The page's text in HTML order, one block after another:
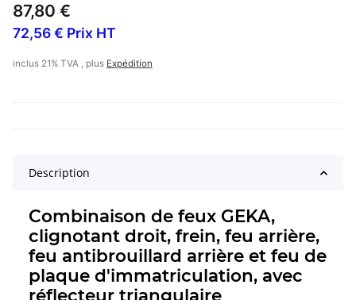
87,80 €
72,56 € Prix HT
inclus 21% TVA , plus Expédition
Description
Combinaison de feux GEKA,
clignotant droit, frein, feu arrière,
feu antibrouillard arrière et feu de
plaque d'immatriculation, avec
réflecteur triangulaire